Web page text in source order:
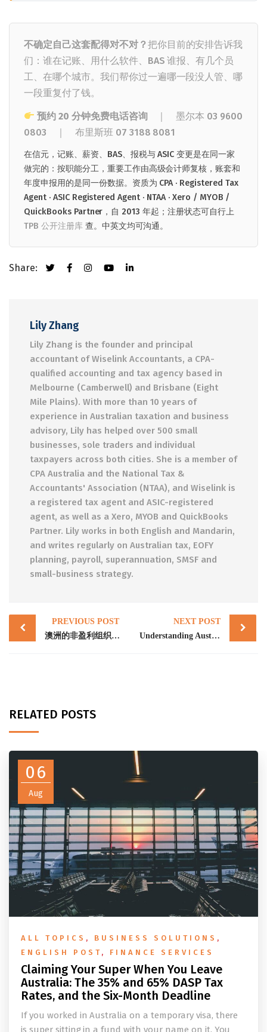
不确定自己这套配得对不对？把你目前的安排告诉我
们：谁在记账、用什么软件、BAS 谁报、有几个员
工、在哪个城市。我们帮你过一遍哪一段没人管、哪
一段重复付了钱。
预约 20 分钟免费电话咨询｜ 墨尔本 03 9600
0803 ｜ 布里斯班 07 3188 8081
在信元，记账、薪资、BAS、报税与 ASIC 变更是在同一家
做完的：按职能分工，重要工作由高级会计师复核，账套和
年度申报用的是同一份数据。资质为 CPA · Registered Tax
Agent · ASIC Registered Agent · NTAA · Xero / MYOB /
QuickBooks Partner，自 2013 年起；注册状态可自行上
TPB 公开注册库查。中英文均可沟通。
Share:
Lily Zhang
Lily Zhang is the founder and principal
accountant of Wiselink Accountants, a CPA-
qualified accounting and tax agency based in
Melbourne (Camberwell) and Brisbane (Eight
Mile Plains). With more than 10 years of
experience in Australian taxation and business
advisory, Lily has helped over 500 small
businesses, sole traders and individual
taxpayers across both cities. She is a member of
CPA Australia and the National Tax &
Accountants' Association (NTAA), and Wiselink is
a registered tax agent and ASIC-registered
agent, as well as a Xero, MYOB and QuickBooks
Partner. Lily works in both English and Mandarin,
and writes regularly on Australian tax, EOFY
planning, payroll, superannuation, SMSF and
small-business strategy.
Post
navigation
PREVIOUS POST
澳洲的非盈利组织以及相关的税务问题
NEXT POST
Understanding Australia’s Not-for-Profit Organization
RELATED POSTS
06
Aug
ALL TOPICS , BUSINESS SOLUTIONS ,
ENGLISH POST , FINANCE SERVICES
Claiming Your Super When You Leave
Australia: The 35% and 65% DASP Tax
Rates, and the Six-Month Deadline
If you worked in Australia on a temporary visa, there